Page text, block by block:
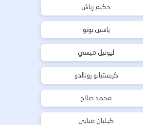
حكيم زياش
ياسين بونو
ليونيل ميسي
كريستيانو رونالدو
محمد صلاح
كيليان مبابي